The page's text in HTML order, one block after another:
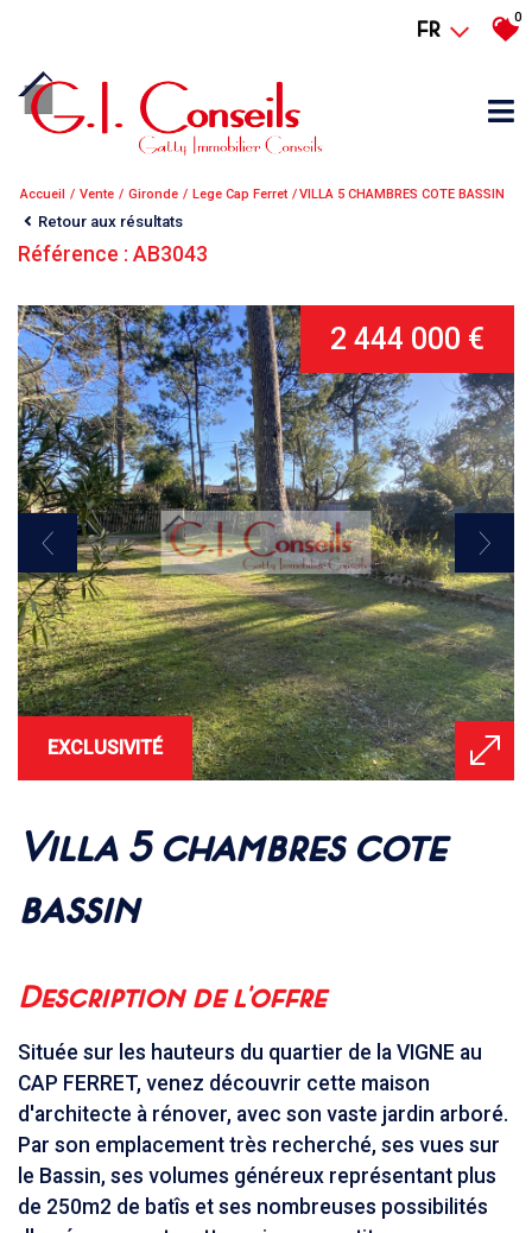
FR
0
Accueil Vente Gironde Lege Cap Ferret VILLA 5 CHAMBRES COTE BASSIN
Retour aux résultats
Référence : AB3043
EXCLUSIVITÉ
2 444 000 €
villa 5 chambres cote
bassin
description de l'offre
Située sur les hauteurs du quartier de la VIGNE au
CAP FERRET, venez découvrir cette maison
d'architecte à rénover, avec son vaste jardin arboré.
Par son emplacement très recherché, ses vues sur
le Bassin, ses volumes généreux représentant plus
de 250m2 de batîs et ses nombreuses possibilités